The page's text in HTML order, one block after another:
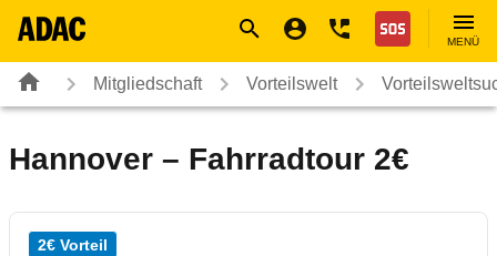
Nothilfe
MENÜ
Mitgliedschaft Vorteilswelt
Hannover – Fahrradtour 2€
2€ Vorteil